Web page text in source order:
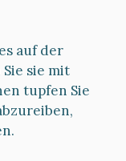
auf der
sie mit
tupfen Sie